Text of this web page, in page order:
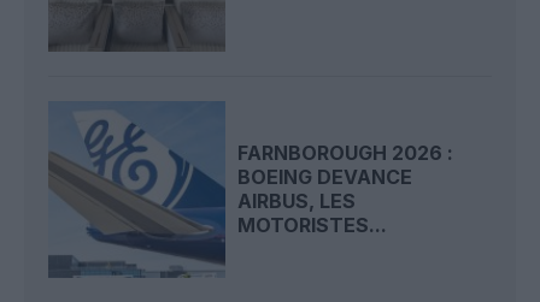
FARNBOROUGH 2026 :
BOEING DEVANCE
AIRBUS, LES
MOTORISTES...